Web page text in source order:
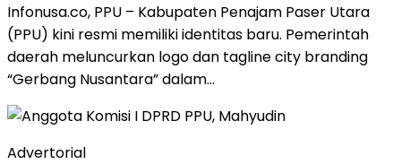
Infonusa.co, PPU – Kabupaten Penajam Paser Utara
(PPU) kini resmi memiliki identitas baru. Pemerintah
daerah meluncurkan logo dan tagline city branding
“Gerbang Nusantara” dalam…
Advertorial